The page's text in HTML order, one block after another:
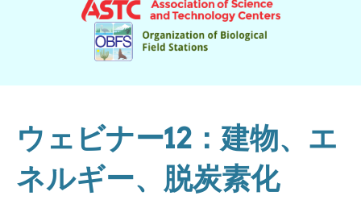
ウェビナー12：建物、エ
ネルギー、脱炭素化